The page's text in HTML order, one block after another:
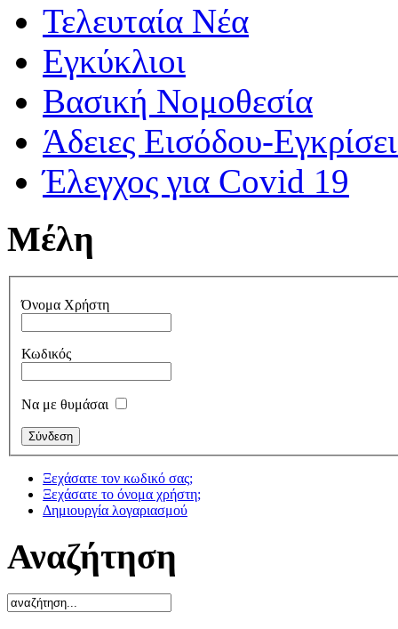
Τελευταία Νέα
Εγκύκλιοι
Βασική Νομοθεσία
Άδειες Εισόδου-
Έλεγχος για Covid 19
Μέλη
Όνομα Χρήστη
Κωδικός
Να με θυμάσαι
Ξεχάσατε τον κωδικό σας;
Ξεχάσατε το όνομα χρήστη;
Δημιουργία λογαριασμού
Αναζήτηση